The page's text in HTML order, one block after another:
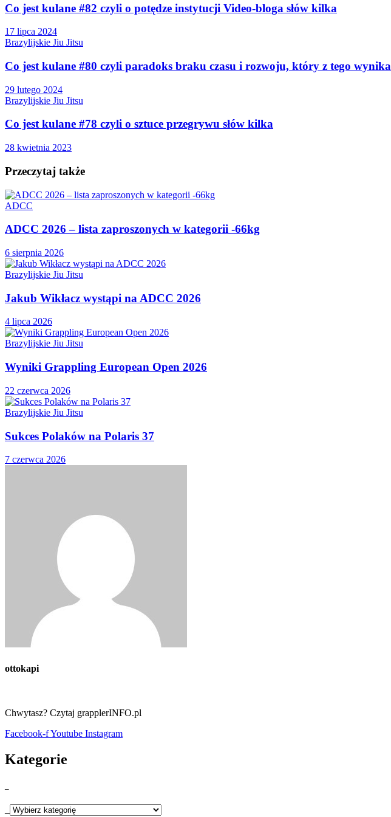
Co jest kulane #82 czyli o potędze instytucji Video-bloga słów kilka
17 lipca 2024
Brazylijskie Jiu Jitsu
Co jest kulane #80 czyli paradoks braku czasu i rozwoju, który z tego wynika
29 lutego 2024
Brazylijskie Jiu Jitsu
Co jest kulane #78 czyli o sztuce przegrywu słów kilka
28 kwietnia 2023
Przeczytaj także
ADCC
ADCC 2026 – lista zaproszonych w kategorii -66kg
6 sierpnia 2026
Brazylijskie Jiu Jitsu
Jakub Wikłacz wystąpi na ADCC 2026
4 lipca 2026
Brazylijskie Jiu Jitsu
Wyniki Grappling European Open 2026
22 czerwca 2026
Brazylijskie Jiu Jitsu
Sukces Polaków na Polaris 37
7 czerwca 2026
ottokapi
Chwytasz? Czytaj grapplerINFO.pl
Facebook-fYoutube Instagram
Kategorie